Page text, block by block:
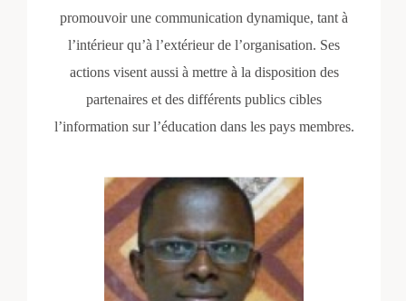
promouvoir une communication dynamique, tant à
l’intérieur qu’à l’extérieur de l’organisation. Ses
actions visent aussi à mettre à la disposition des
partenaires et des différents publics cibles
l’information sur l’éducation dans les pays membres.